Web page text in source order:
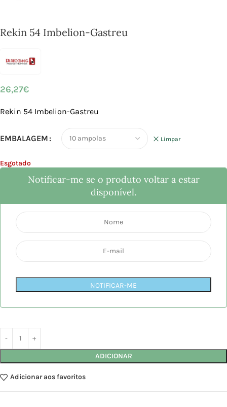
Rekin 54 Imbelion-Gastreu
26,27€
Rekin 54 Imbelion-Gastreu
EMBALAGEM Limpar
Esgotado
Notificar-me se o produto voltar a estar
disponível.
NOTIFICAR-ME
ADICIONAR
Adicionar aos favoritos